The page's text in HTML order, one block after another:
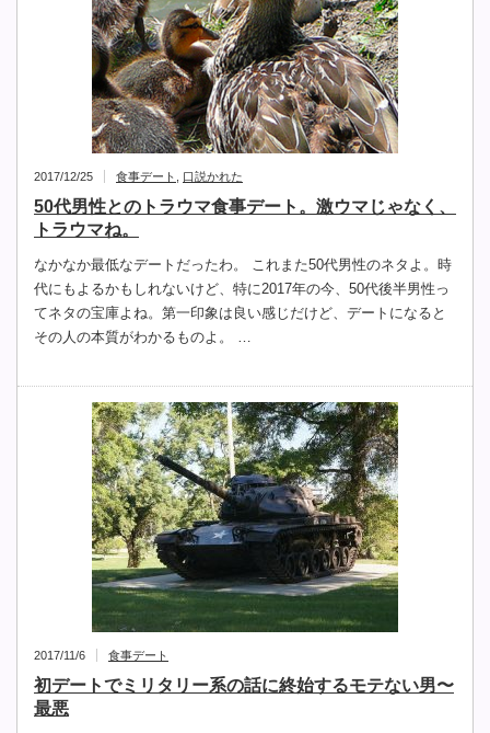
2017/12/25 食事デート 口説かれた
50代男性とのトラウマ食事デート。激ウマじゃなく、
トラウマね。
なかなか最低なデートだったわ。 これまた50代男性のネタよ。時
代にもよるかもしれないけど、特に2017年の今、50代後半男性っ
てネタの宝庫よね。第一印象は良い感じだけど、デートになると
その人の本質がわかるものよ。 …
2017/11/6 食事デート
初デートでミリタリー系の話に終始するモテない男〜
最悪